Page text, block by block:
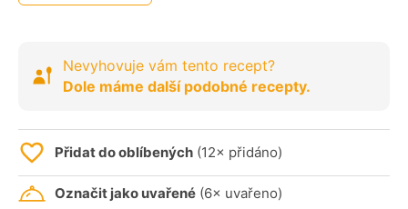
Nevyhovuje vám tento recept?
Dole máme další podobné recepty.
Přidat do oblíbených (12× přidáno)
Označit jako uvařené (6× uvařeno)